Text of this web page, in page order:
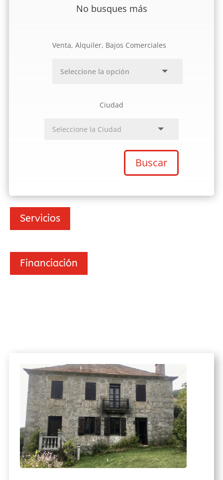
No busques más
Venta, Alquiler, Bajos Comerciales
Ciudad
Buscar
Servicios
Financiación